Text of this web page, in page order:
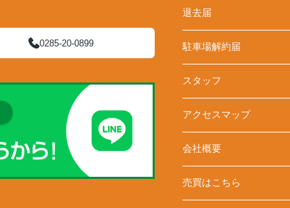
0285-20-0899
退去届
駐車場解約届
スタッフ
アクセスマップ
会社概要
売買はこちら